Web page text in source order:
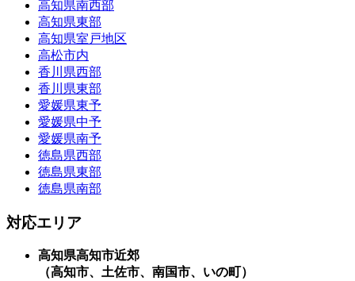
高知県南西部
高知県東部
高知県室戸地区
高松市内
香川県西部
香川県東部
愛媛県東予
愛媛県中予
愛媛県南予
徳島県西部
徳島県東部
徳島県南部
対応エリア
高知県高知市近郊
（高知市、土佐市、南国市、いの町）